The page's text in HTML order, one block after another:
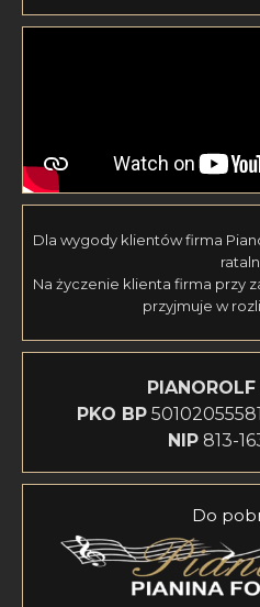
Dla wygody klientów firma
Na życzenie klienta firma przy
przyjmuje w
PIANOROLF
PKO BP
NIP813-
Do